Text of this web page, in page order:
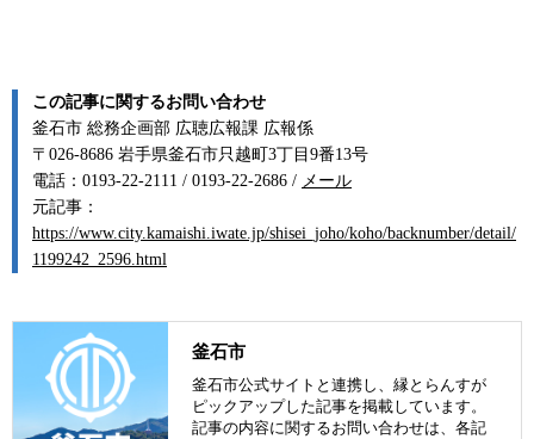
この記事に関するお問い合わせ
釜石市 総務企画部 広聴広報課 広報係
〒026-8686 岩手県釜石市只越町3丁目9番13号
電話：0193-22-2111 / 0193-22-2686 / メール
元記事：
https://www.city.kamaishi.iwate.jp/shisei_joho/koho/backnumber/detail/
1199242_2596.html
釜石市
釜石市公式サイトと連携し、縁とらんすが
ピックアップした記事を掲載しています。
記事の内容に関するお問い合わせは、各記